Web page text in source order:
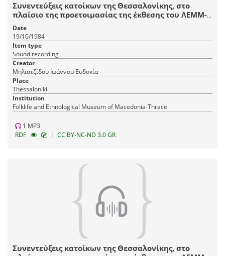
Συνεντεύξεις κατοίκων της Θεσσαλονίκης, στο
πλαίσιο της προετοιμασίας της έκθεσης του ΛΕΜΜ-
Θ "Αστικό Σπίτι Θεσσαλονίκης, 1880-1912".
Date
19/10/1984
Item type
Sound recording
Creator
Μηλιατζίδου Ιωάννου Ευδοκία
Place
Thessaloniki
Institution
Fοlklife and Ethnological Museum of Macedonia-Thrace
1 MP3
RDF
| CC BY-NC-ND 3.0 GR
Συνεντεύξεις κατοίκων της Θεσσαλονίκης, στο